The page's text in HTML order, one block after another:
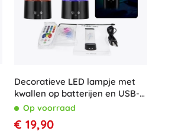
Decoratieve LED lampje met
kwallen op batterijen en USB-
kabel
Op voorraad
€ 19,90